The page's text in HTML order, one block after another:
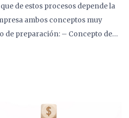
de estos procesos depende la
ambos conceptos muy
de preparación: – Concepto de…